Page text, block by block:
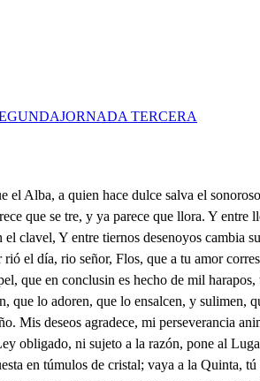
JORNADA TERCERA
articula; al fin señor, ni era mula, ni lo dejaba de ser. Toma el rocín que quisiares, y dile a Flor, que asta tarde me partiré. . Dios te guarde, y que lindo amante que eres, Bien puede amor coronarte por firme. . . A canta belleza se debe cualquier fineza. Y si tiene en que ocuparte hoy el Comendador? . . No, faltará excusa que dar, aunque no sale a arondar, sin que le acompañe yo; vete. . Adiós. a Reporte Alcalde, la cólera. . Linda flema, por el siglo de mi tía que gusta el Comendador. Basta que a la Villa venga un escuadrón de soldados, para sustentar en ella la voz del de Portugal, haciéndonos mil ofrnsas, mil injurias, mil agravio Qué es eso? Una impertinencia notable: señor don Juana, llegó al Lugar esta fiesta un tropel de carros, llenos de cajas, cruces, bander harpas, penacaos, baqueron, cortinas, barbas vivuelas como; por nueso Señor que no cabe en el Aldea el aparato que traen los comediantes y a fuerza del diablo, don Enrque, que tienen de hacer comedica, Tan descansados estamoa? tantos vinculos, y tentas, tenamos . Señor Acalde, vuesarced tenga paciencan que se que el Comendado los envió a llamar. . Qué intenan el Comendador hacer de nosotros? por las reclas del organo que sa toca en la Parroquia las fiestas, que no han de representar, no por vida de mi suegra, o que tienen de trocarse las comedias en tragedia a ya no se puede suféis p tanto. Qué voces son estas Alcalde? Señor, hablermos, si gusta su Reeminencia, en orden? hoy a la Villa han llegado unas comedino, y aquí nunca tal ha habido, porque como es tin peque fía no las puede sustentar, y hay muy pocos que las vean. No hay quien las vea? y aDiós de un Alcaldillo, Si fueran tateres, vaya con Dios, pero comedías, comedias. los envié a llamar, no es fuerza, que aunque se hundan los cielos, y se estremezca la tierra, representen, no sabéis que gusto yo de que vengan? Señor. . Callad. . Si no puedo el Lugar? No pueder pueda, cuerpo de Curisto con voso y con el Lugar. Ya besa tus pies,